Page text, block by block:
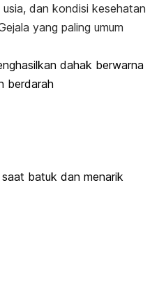
dan kondisi kesehatan
yang paling umum
dahak berwarna
berdarah
batuk dan menarik